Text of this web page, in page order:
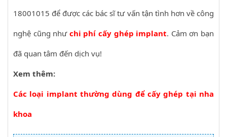
18001015 để được các bác sĩ tư vấn tận tình hơn về công
nghệ cũng như chi phí cấy ghép implant. Cảm ơn bạn
đã quan tâm đến dịch vụ!
Xem thêm:
Các loại implant thường dùng để cấy ghép tại nha
khoa